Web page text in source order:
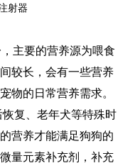
射器
主要的营养源为喂食
较长，会有一些营养
物的日常营养需求。
复、老年犬等特殊时
营养才能满足狗狗的
量元素补充剂，补充